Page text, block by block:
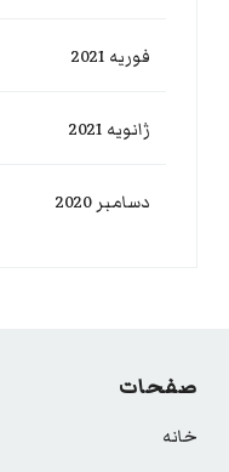
فوریه 2021
ژانویه 2021
دسامبر 2020
صفحات
خانه